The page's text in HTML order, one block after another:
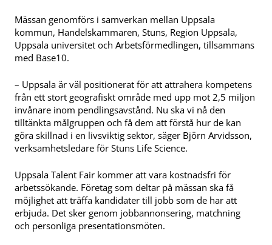
Mässan genomförs i samverkan mellan Uppsala
kommun, Handelskammaren, Stuns, Region Uppsala,
Uppsala universitet och Arbetsförmedlingen, tillsammans
med Base10.
– Uppsala är väl positionerat för att attrahera kompetens
från ett stort geografiskt område med upp mot 2,5 miljon
invånare inom pendlingsavstånd. Nu ska vi nå den
tilltänkta målgruppen och få dem att förstå hur de kan
göra skillnad i en livsviktig sektor, säger Björn Arvidsson,
verksamhetsledare för Stuns Life Science.
Uppsala Talent Fair kommer att vara kostnadsfri för
arbetssökande. Företag som deltar på mässan ska få
möjlighet att träffa kandidater till jobb som de har att
erbjuda. Det sker genom jobbannonsering, matchning
och personliga presentationsmöten.